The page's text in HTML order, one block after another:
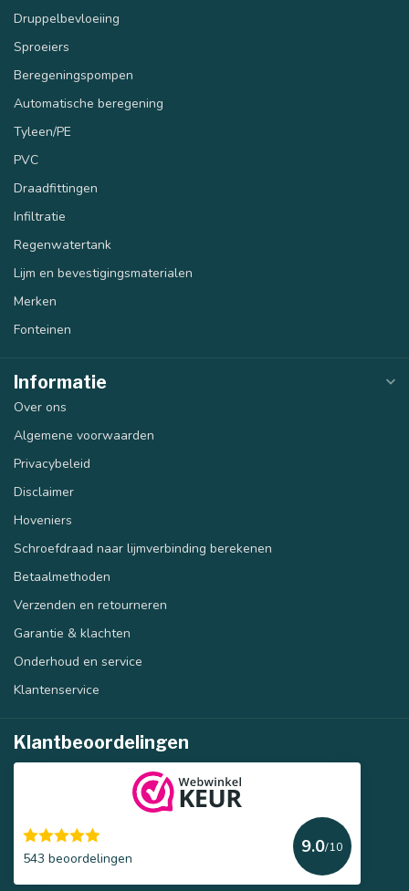
40 mm
Druppelbevloeiing
Sproeiers
Beregeningspompen
Automatische beregening
Tyleen/PE
PVC
Draadfittingen
Infiltratie
Regenwatertank
Lijm en bevestigingsmaterialen
Merken
Fonteinen
Informatie
Over ons
Algemene voorwaarden
Privacybeleid
Disclaimer
Hoveniers
Schroefdraad naar lijmverbinding berekenen
Betaalmethoden
Verzenden en retourneren
Garantie & klachten
Onderhoud en service
Klantenservice
Klantbeoordelingen
543 beoordelingen
9.0/10